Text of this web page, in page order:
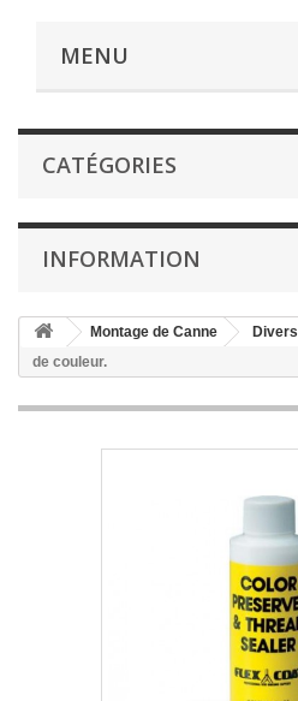
MENU
CATÉGORIES
INFORMATION
Montage de Canne Divers
de couleur.